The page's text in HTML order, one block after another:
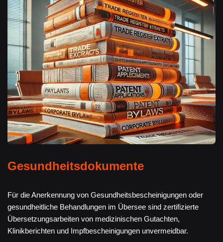
Gesundheitsdokumente
Für die Anerkennung von Gesundheitsbescheinigungen oder
gesundheitliche Behandlungen im Übersee sind zertifizierte
Übersetzungsarbeiten von medizinischen Gutachten,
Klinikberichten und Impfbescheinigungen unvermeidbar.